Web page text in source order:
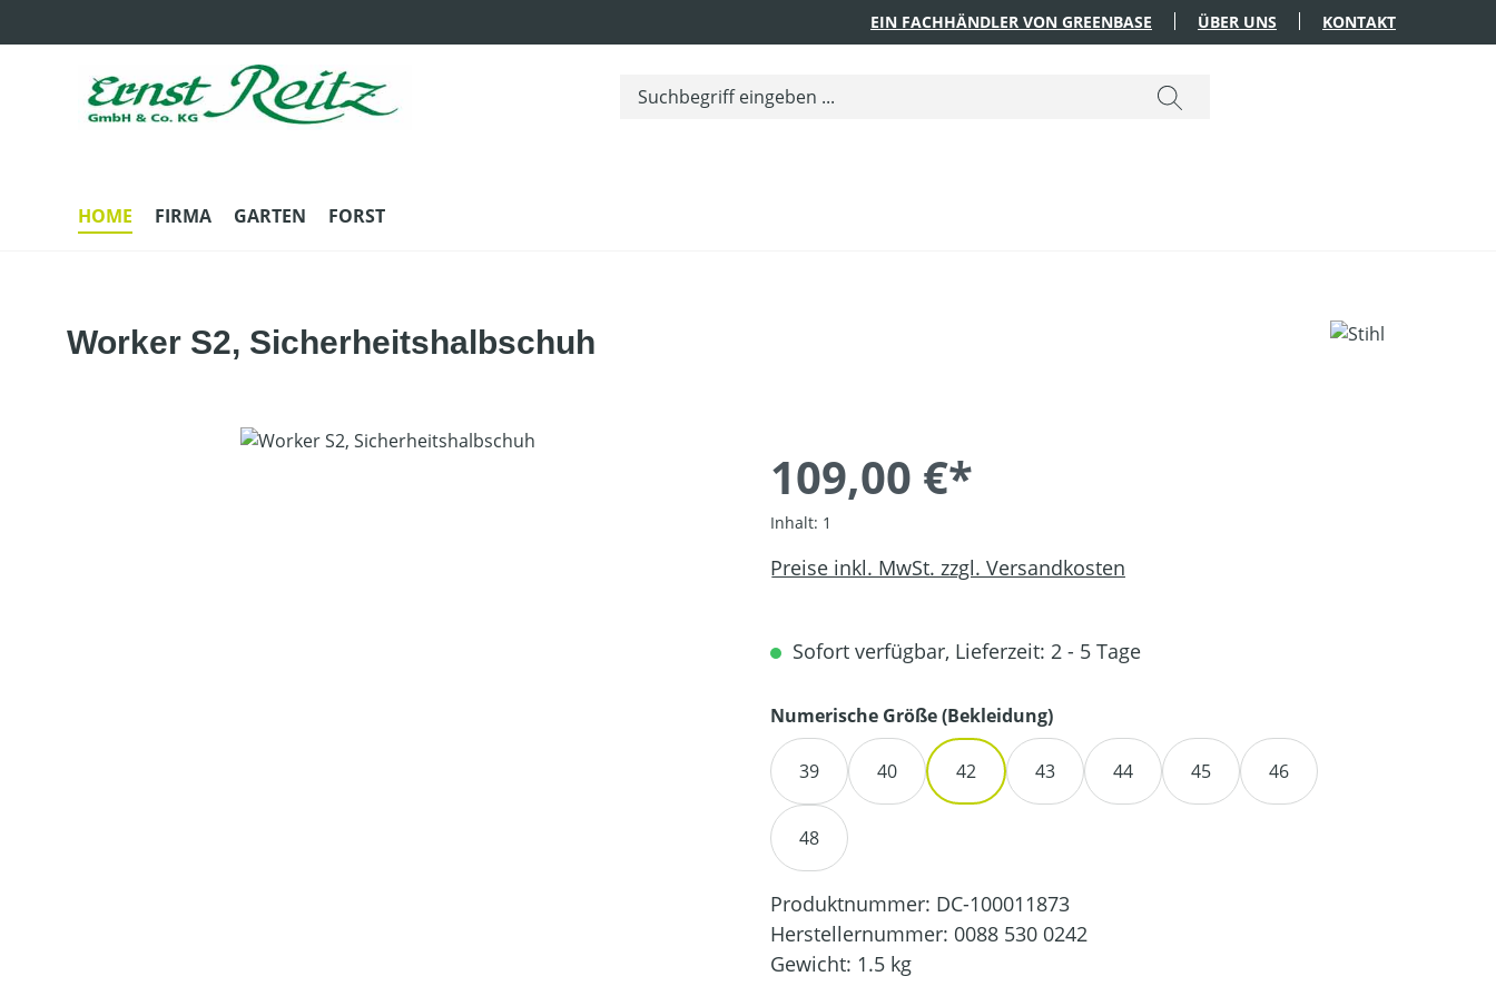
EIN FACHHÄNDLER VON GREENBASE ÜBER UNS KONTAKT
HOME FIRMA GARTEN FORST
Worker S2, Sicherheitshalbschuh
Bildergalerie überspringen
109,00 €*
Inhalt: 1
Preise inkl. MwSt. zzgl. Versandkosten
Sofort verfügbar, Lieferzeit: 2 - 5 Tage
Numerische Größe (Bekleidung)auswählen
39 40 42 43 44 45 46
48
Produktnummer: DC-100011873
Herstellernummer: 0088 530 0242
Gewicht: 1.5 kg